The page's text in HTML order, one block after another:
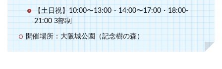
【⼟⽇祝】10:00〜13:00・14:00〜17:00・18:00-
21:00 3部制
開催場所：大阪城公園（記念樹の森）